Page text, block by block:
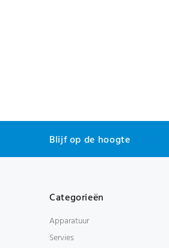
Blijf op de hoogte
Categorieën
Apparatuur
Servies